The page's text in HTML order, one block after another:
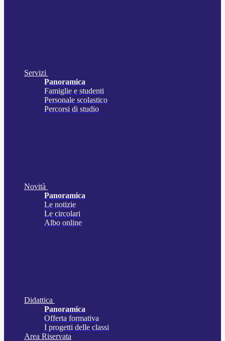
Servizi
Panoramica
Famiglie e studenti
Personale scolastico
Percorsi di studio
Novità
Panoramica
Le notizie
Le circolari
Albo online
Didattica
Panoramica
Offerta formativa
I progetti delle classi
Area Riservata